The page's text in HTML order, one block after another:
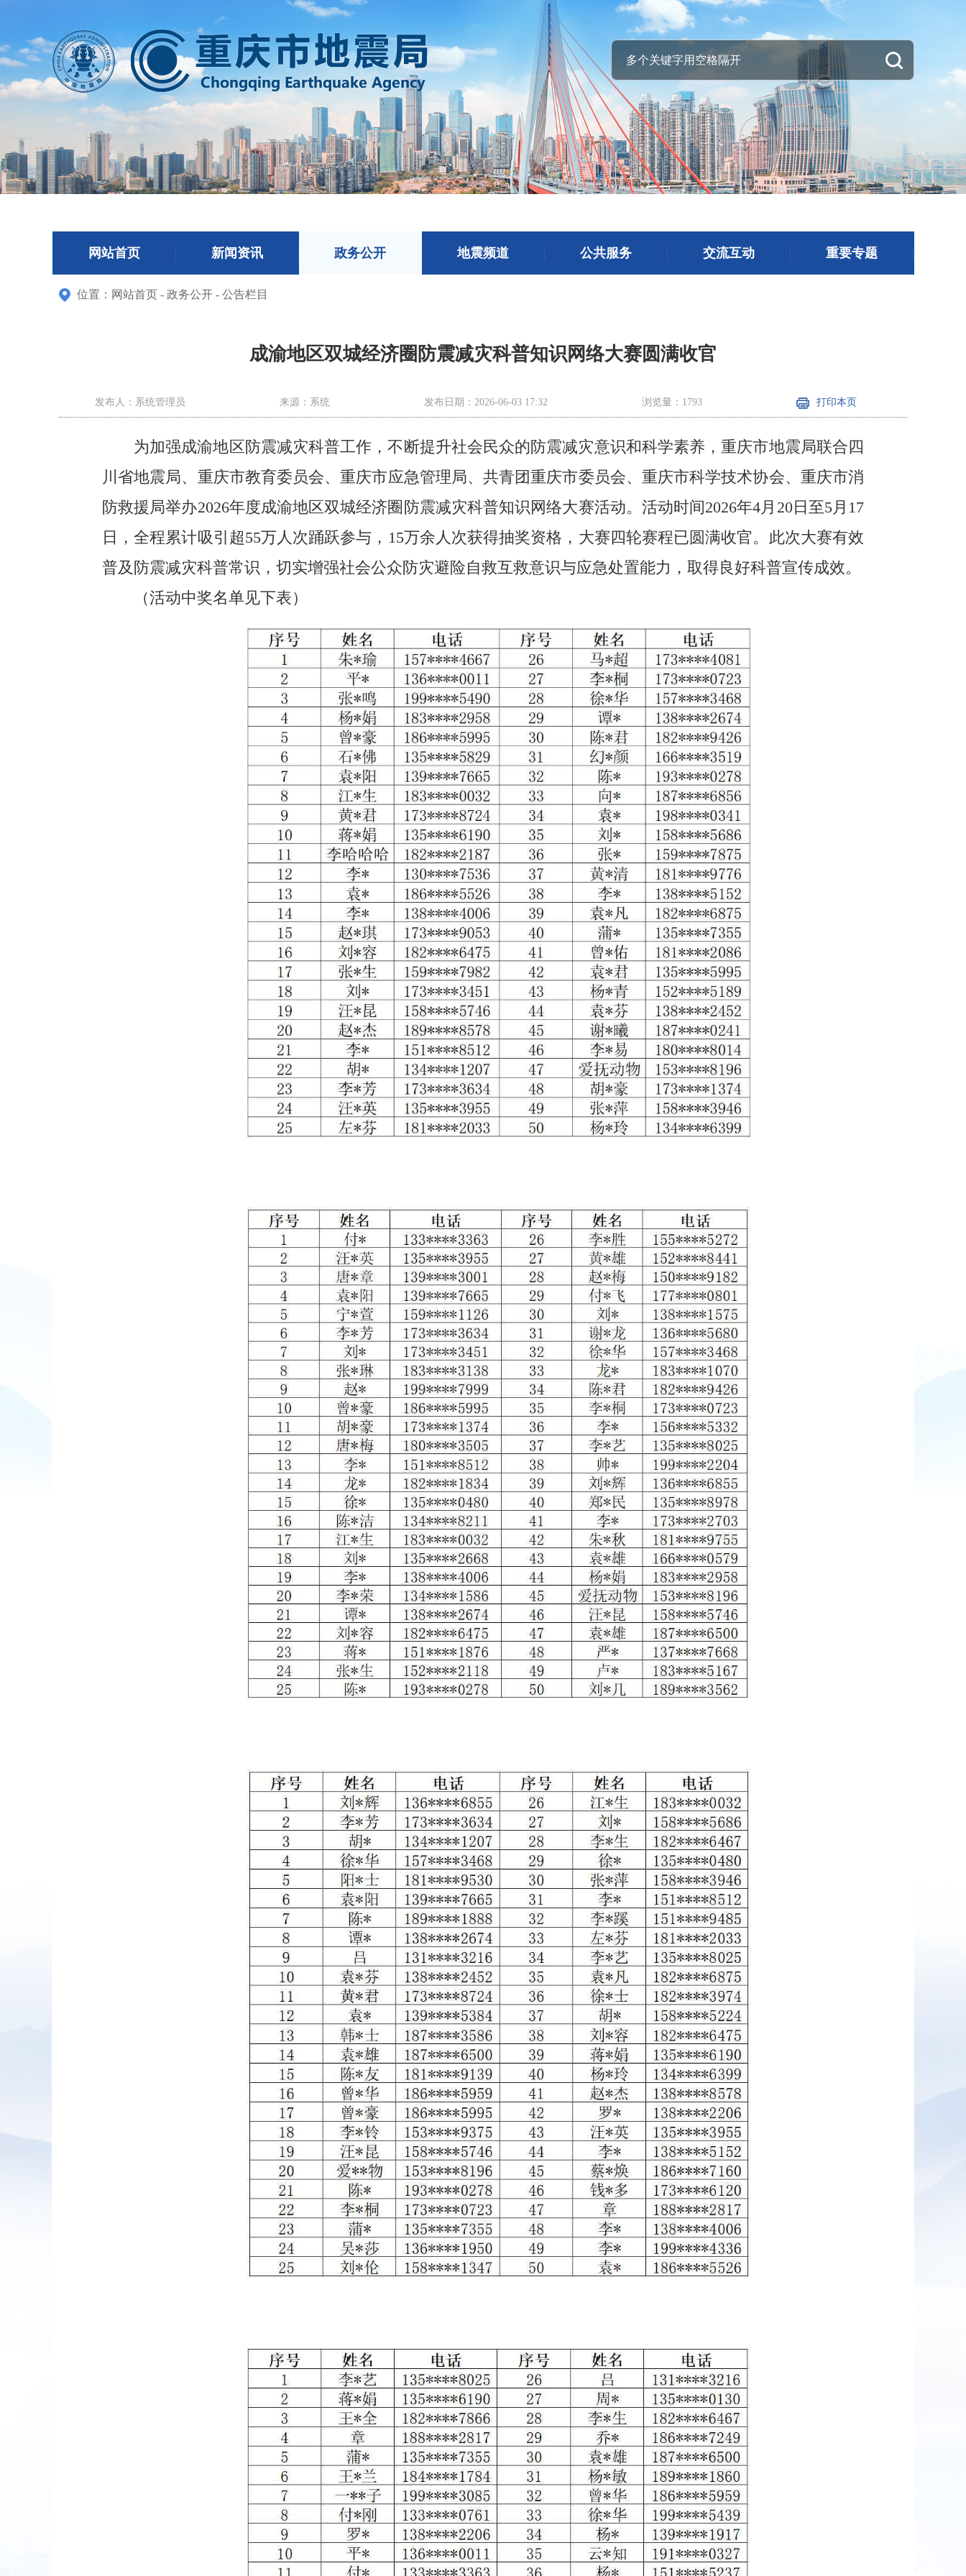
网站首页 新闻资讯 政务公开 地震频道 公共服务 交流互动 重要专题
位置： 网站首页 - 政务公开 - 公告栏目
成渝地区双城经济圈防震减灾科普知识网络大赛圆满收官
发布人：系统管理员 来源：系统 发布日期：2026-06-03 17:32 浏览量：1793 打印本页
为加强成渝地区防震减灾科普工作，不断提升社会民众的防震减灾意识和科学素养，重庆市地震局联合四
川省地震局、重庆市教育委员会、重庆市应急管理局、共青团重庆市委员会、重庆市科学技术协会、重庆市消
防救援局举办2026年度成渝地区双城经济圈防震减灾科普知识网络大赛活动。活动时间2026年4月20日至5月17
日，全程累计吸引超55万人次踊跃参与，15万余人次获得抽奖资格，大赛四轮赛程已圆满收官。此次大赛有效
普及防震减灾科普常识，切实增强社会公众防灾避险自救互救意识与应急处置能力，取得良好科普宣传成效。
（活动中奖名单见下表）